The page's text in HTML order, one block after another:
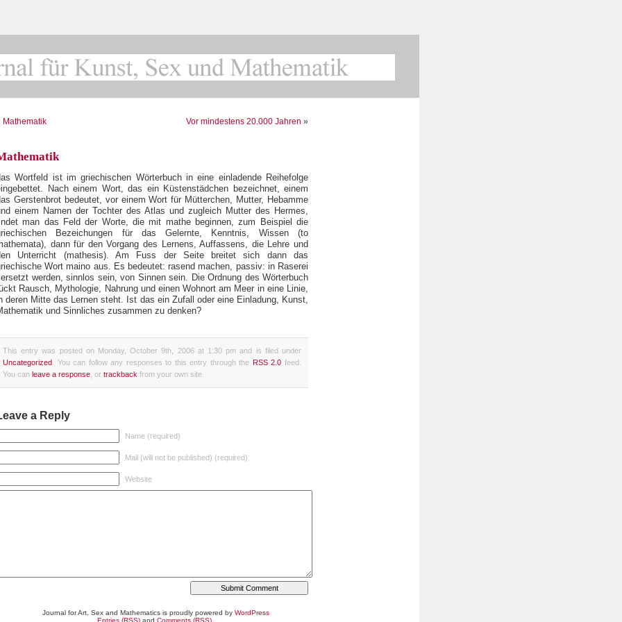
Mathematik Vor mindestens 20.000 Jahren »
Wortfeld ist im griechischen Wörterbuch in eine einladende Reihefolge
Nach einem Wort, das ein Küstenstädchen bezeichnet, einem
Gerstenbrot bedeutet, vor einem Wort für Mütterchen, Mutter, Hebamme
einem Namen der Tochter des Atlas und zugleich Mutter des Hermes,
man das Feld der Worte, die mit mathe beginnen, zum Beispiel die
Bezeichungen für das Gelernte, Kenntnis, Wissen (to
dann für den Vorgang des Lernens, Auffassens, die Lehre und
Unterricht (mathesis). Am Fuss der Seite breitet sich dann das
Wort maino aus. Es bedeutet: rasend machen, passiv: in Raserei
werden, sinnlos sein, von Sinnen sein. Die Ordnung des Wörterbuch
Rausch, Mythologie, Nahrung und einen Wohnort am Meer in eine Linie,
deren Mitte das Lernen steht. Ist das ein Zufall oder eine Einladung, Kunst,
und Sinnliches zusammen zu denken?
This entry was posted on Monday, October 9th, 2006 at 1:30 pm and is filed under
Uncategorized . You can follow any responses to this entry through the RSS 2.0 feed.
You can leave a response , or trackback from your own site.
a Reply
Name (required)
Mail (will not be published) (required)
Website
Journal for Art, Sex and Mathematics is proudly powered by WordPress
Entries (RSS) and Comments (RSS)